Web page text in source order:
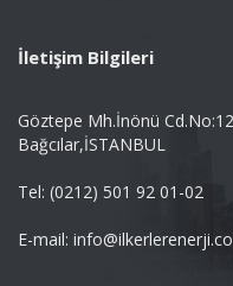
İletişim Bilgileri
Göztepe Mh.İnönü
Bağcılar,İSTANBUL
Tel: (0212) 501 92 01-02
E-mail: